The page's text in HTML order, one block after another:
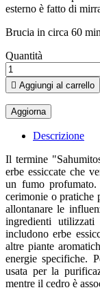
esterno è fatto di
Brucia in circa 60
Quantità
 Aggiungi al carrello
Descrizione
Il termine
erbe essiccate che
un fumo
cerimonie o pratiche
allontanare le
ingredienti utilizzati
includono erbe
altre piante
energie specifiche.
usata per la
mentre il cedro è